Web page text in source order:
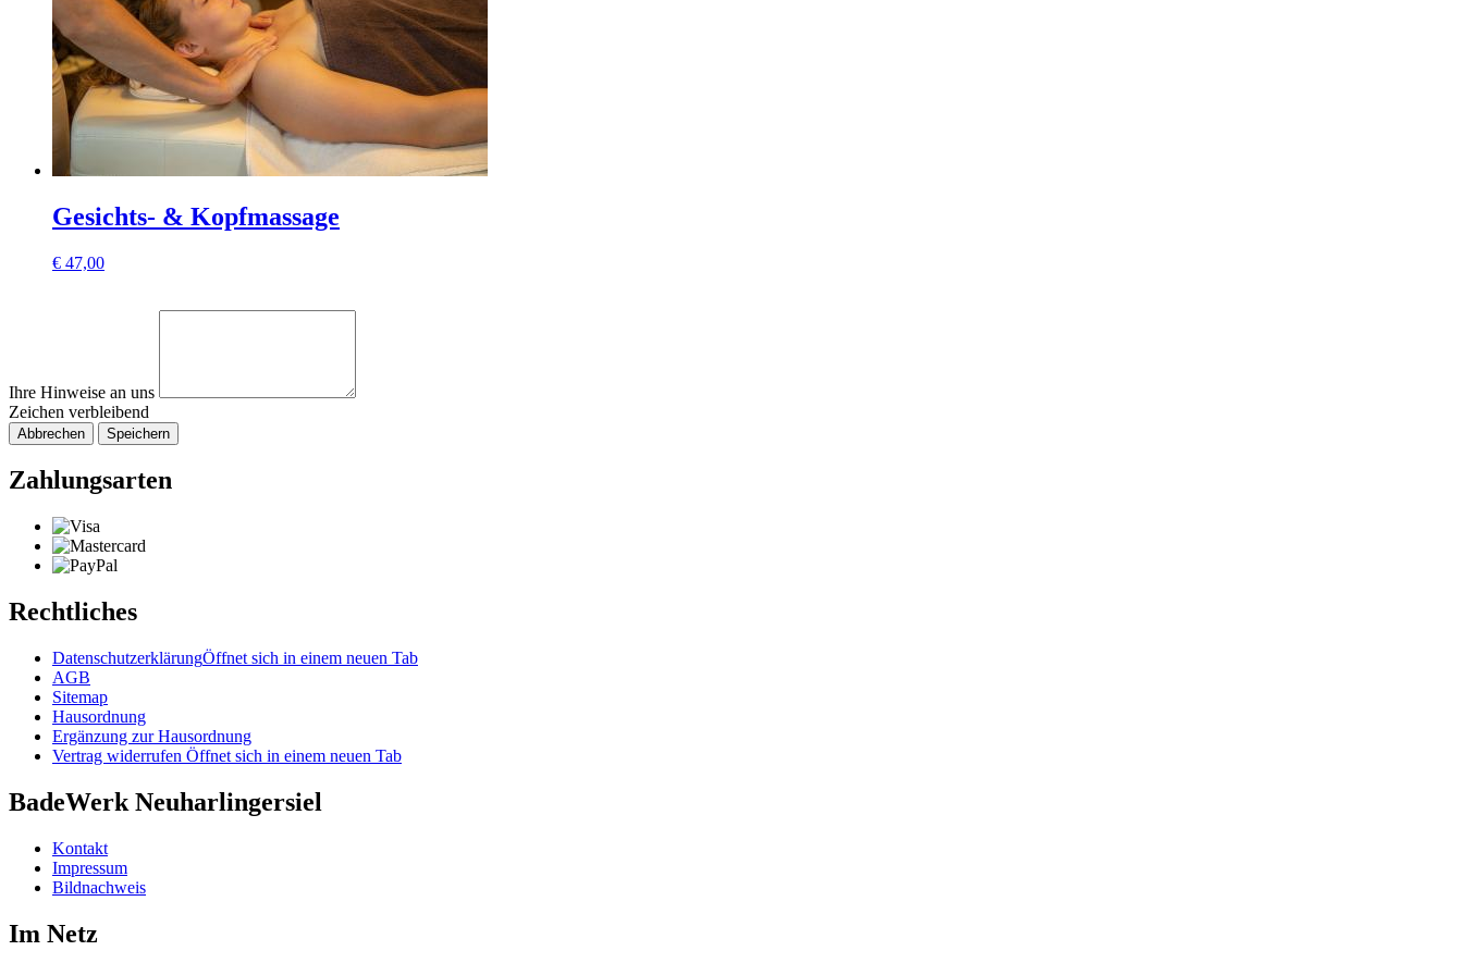
Gesichts- & Kopfmassage
€ 47,00
Ihre Hinweise an uns
Zeichen verbleibend
Abbrechen Speichern
Zahlungsarten
Rechtliches
DatenschutzerklärungÖffnet sich in einem neuen Tab
AGB
Sitemap
Hausordnung
Ergänzung zur Hausordnung
Vertrag widerrufen Öffnet sich in einem neuen Tab
BadeWerk Neuharlingersiel
Kontakt
Impressum
Bildnachweis
Im Netz